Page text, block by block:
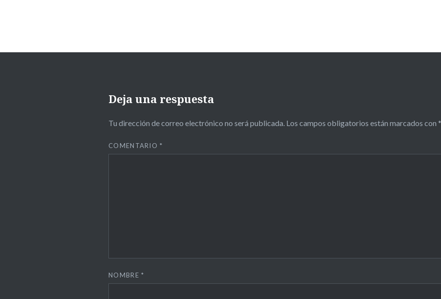
Deja una respuesta
Tu dirección de correo electrónico no será publicada. Los campos obligatorios están marcados con *
COMENTARIO*
NOMBRE*